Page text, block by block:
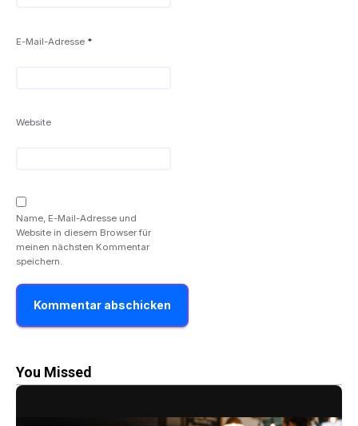
E-Mail-Adresse *
Website
Name, E-Mail-Adresse und
Website in diesem Browser für
meinen nächsten Kommentar
speichern.
You Missed